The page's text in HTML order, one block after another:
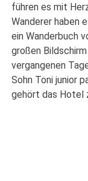
führen es mit
Wanderer haben
ein Wanderbuch
großen
vergangenen
Sohn Toni junior
gehört das Hotel